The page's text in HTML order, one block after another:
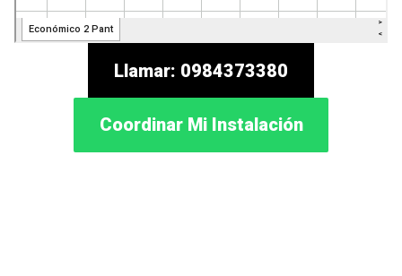
Llamar: 0984373380
Coordinar Mi Instalación